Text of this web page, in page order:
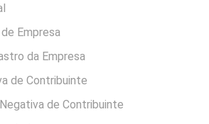
Empresa
da Empresa
de Contribuinte
de Contribuinte